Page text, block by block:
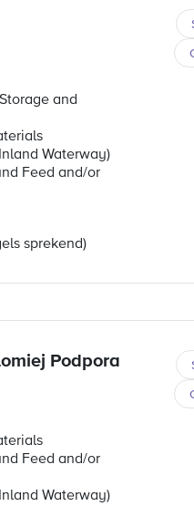
and
Waterway)
Feed and/or
sprekend)
Podpora
Feed and/or
Waterway)